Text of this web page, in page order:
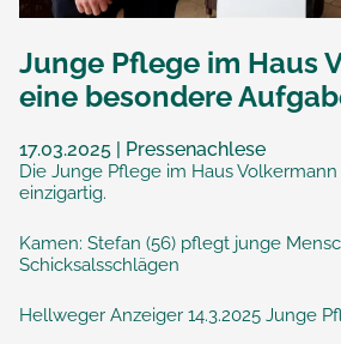
Junge Pflege im Haus
eine besondere
17.03.2025 | Pressenachlese
Die Junge Pflege im Haus
einzigartig.
Kamen: Stefan (56) pflegt junge
Schicksalsschlägen
Hellweger Anzeiger 14.3.2025 Junge